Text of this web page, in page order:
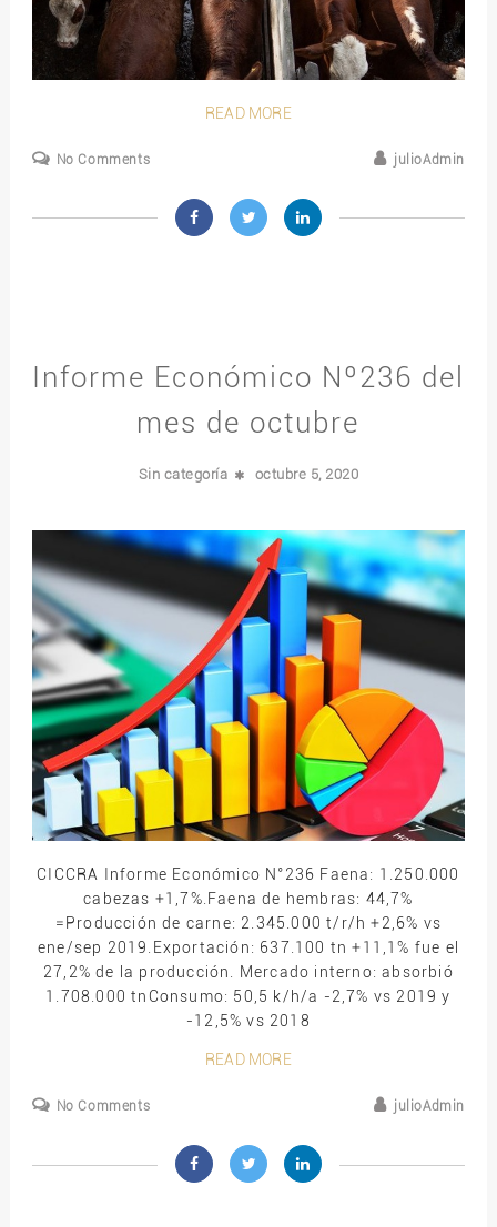
READ MORE
No Comments julioAdmin
Informe Económico Nº236 del
mes de octubre
Sin categoría octubre 5, 2020
CICCRA Informe Económico N°236 Faena: 1.250.000
cabezas +1,7%.Faena de hembras: 44,7%
=Producción de carne: 2.345.000 t/r/h +2,6% vs
ene/sep 2019.Exportación: 637.100 tn +11,1% fue el
27,2% de la producción. Mercado interno: absorbió
1.708.000 tnConsumo: 50,5 k/h/a -2,7% vs 2019 y
-12,5% vs 2018
READ MORE
No Comments julioAdmin